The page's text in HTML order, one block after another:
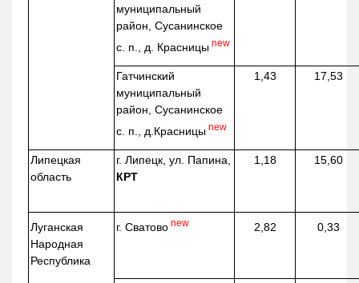
муниципальный
район, Сусанинское
с. п., д. Красницы new
Гатчинский
муниципальный
район, Сусанинское
с. п., д.Красницы new
1,43 17,53
Липецкая
область
г. Липецк, ул. Папина,
КРТ
1,18 15,60
Луганская
Народная
Республика
г. Сватово new 2,82 0,33